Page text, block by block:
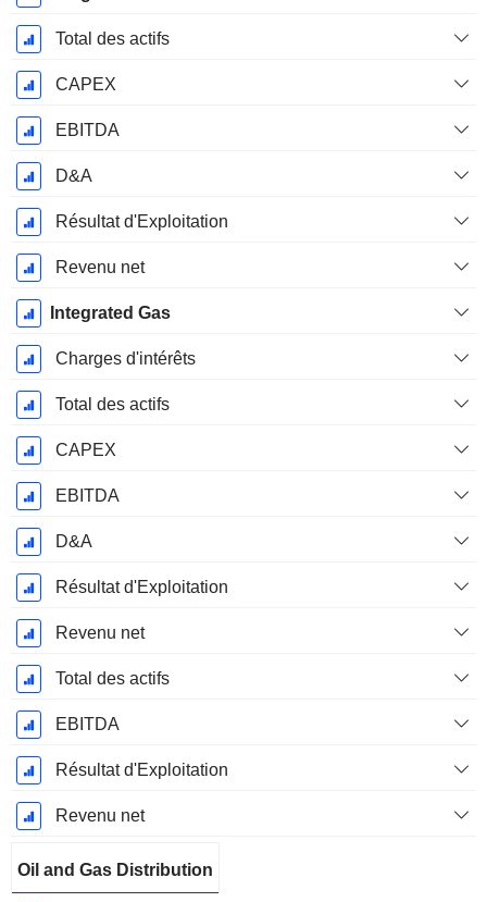
Total des actifs
CAPEX
EBITDA
D&A
Résultat d'Exploitation
Revenu net
Integrated Gas
Charges d'intérêts
Total des actifs
CAPEX
EBITDA
D&A
Résultat d'Exploitation
Revenu net
Total des actifs
EBITDA
Résultat d'Exploitation
Revenu net
Oil and Gas Distribution